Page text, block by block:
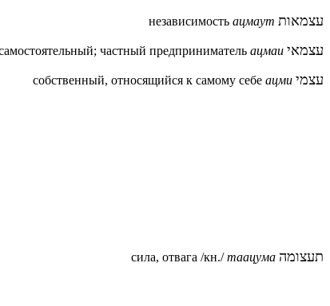
независимость ацмаут עצמאות
частный предприниматель ацмаи עצמאי
собственный, относящийся к самому себе ацми עצמי
сила, отвага /кн./таацума תעצומה